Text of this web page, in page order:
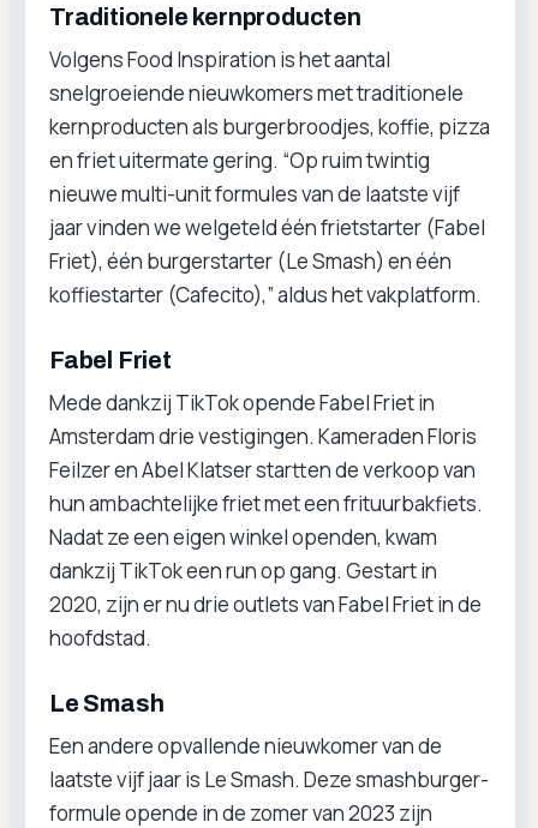
Traditionele kernproducten
Volgens Food Inspiration is het aantal
snelgroeiende nieuwkomers met traditionele
kernproducten als burgerbroodjes, koffie, pizza
en friet uitermate gering. “Op ruim twintig
nieuwe multi-unit formules van de laatste vijf
jaar vinden we welgeteld één frietstarter (Fabel
Friet), één burgerstarter (Le Smash) en één
koffiestarter (Cafecito),” aldus het vakplatform.
Fabel Friet
Mede dankzij TikTok opende Fabel Friet in
Amsterdam drie vestigingen. Kameraden Floris
Feilzer en Abel Klatser startten de verkoop van
hun ambachtelijke friet met een frituurbakfiets.
Nadat ze een eigen winkel openden, kwam
dankzij TikTok een run op gang. Gestart in
2020, zijn er nu drie outlets van Fabel Friet in de
hoofdstad.
Le Smash
Een andere opvallende nieuwkomer van de
laatste vijf jaar is Le Smash. Deze smashburger-
formule opende in de zomer van 2023 zijn